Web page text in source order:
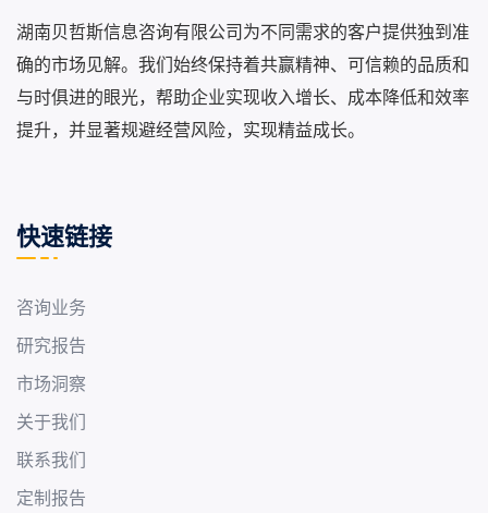
湖南贝哲斯信息咨询有限公司为不同需求的客户提供独到准
确的市场见解。我们始终保持着共赢精神、可信赖的品质和
与时俱进的眼光，帮助企业实现收入增长、成本降低和效率
提升，并显著规避经营风险，实现精益成长。
快速链接
咨询业务
研究报告
市场洞察
关于我们
联系我们
定制报告